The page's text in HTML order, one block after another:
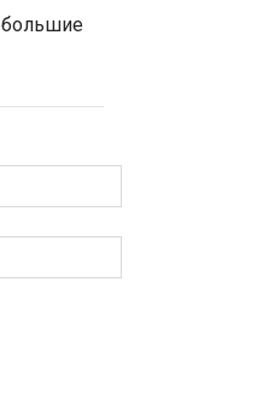
большие